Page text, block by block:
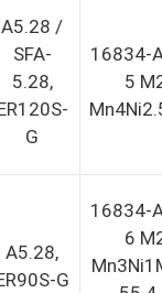
A5.28 /
SFA-
5.28,
G
16834-
5
A5.28,
G
16834-
6